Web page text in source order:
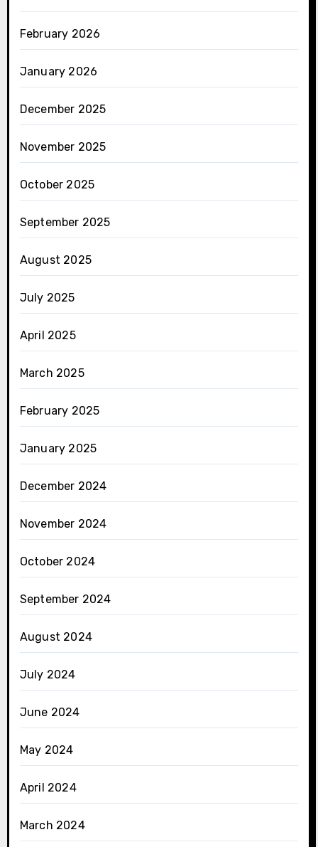
February 2026
January 2026
December 2025
November 2025
October 2025
September 2025
August 2025
July 2025
April 2025
March 2025
February 2025
January 2025
December 2024
November 2024
October 2024
September 2024
August 2024
July 2024
June 2024
May 2024
April 2024
March 2024